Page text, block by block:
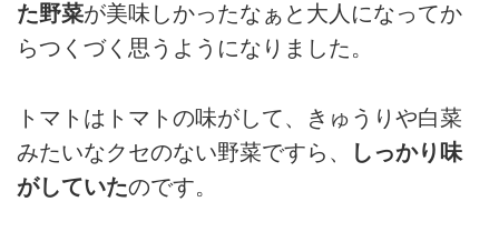
た野菜が美味しかったなぁと大人になってか
らつくづく思うようになりました。
トマトはトマトの味がして、きゅうりや白菜
みたいなクセのない野菜ですら、
しっかり味
がしていたのです。